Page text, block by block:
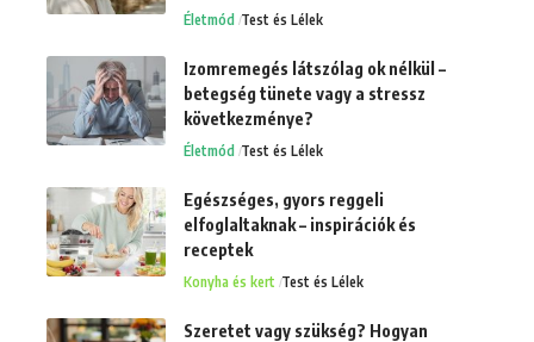
Életmód Test és Lélek
Izomremegés látszólag ok nélkül –
betegség tünete vagy a stressz
következménye?
Életmód Test és Lélek
Egészséges, gyors reggeli
elfoglaltaknak – inspirációk és
receptek
Konyha és kert Test és Lélek
Szeretet vagy szükség? Hogyan